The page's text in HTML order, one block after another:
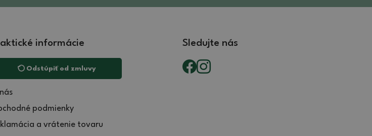
informácie
Odstúpiť od zmluvy
podmienky
a vrátenie tovaru
Sledujte nás